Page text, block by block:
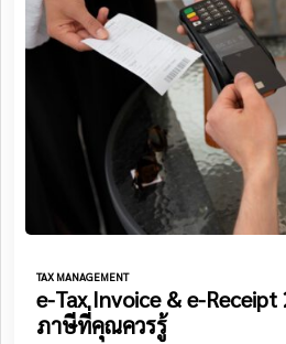
TAX MANAGEMENT
e-Tax Invoice & e-
ภาษีที่คุณควรรู้